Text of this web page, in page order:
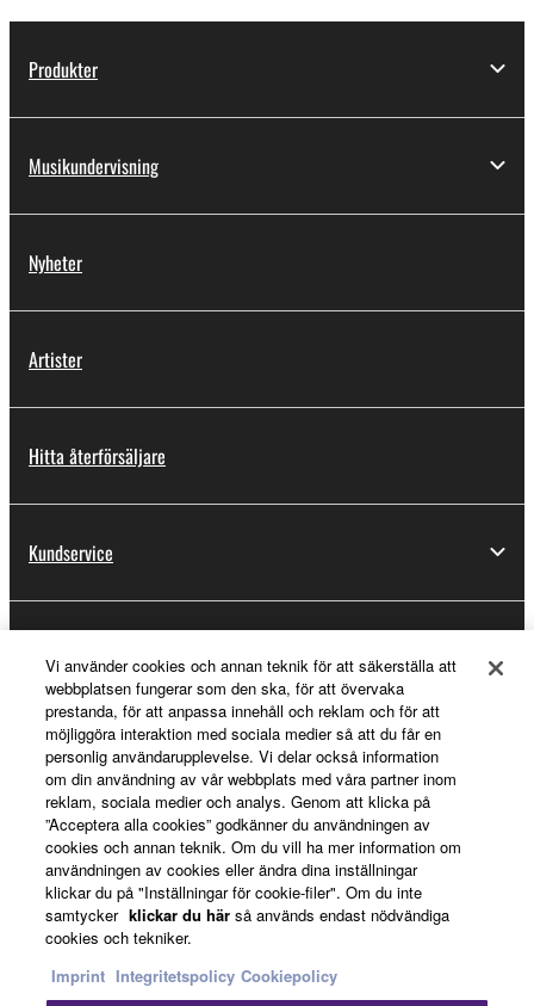
Produkter
Musikundervisning
Nyheter
Artister
Hitta återförsäljare
Kundservice
Om Yamaha
Sverige - Swedish
Business
Vi använder cookies och annan teknik för att säkerställa att
webbplatsen fungerar som den ska, för att övervaka
prestanda, för att anpassa innehåll och reklam och för att
möjliggöra interaktion med sociala medier så att du får en
personlig användarupplevelse. Vi delar också information
om din användning av vår webbplats med våra partner inom
reklam, sociala medier och analys. Genom att klicka på
”Acceptera alla cookies” godkänner du användningen av
cookies och annan teknik. Om du vill ha mer information om
användningen av cookies eller ändra dina inställningar
klickar du på "Inställningar för cookie-filer". Om du inte
samtycker klickar du här så används endast nödvändiga
cookies och tekniker.
Imprint Integritetspolicy Cookiepolicy